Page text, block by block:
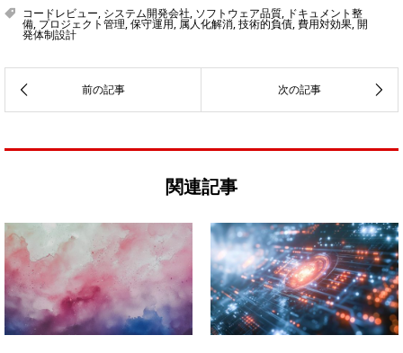
コードレビュー, システム開発会社, ソフトウェア品質, ドキュメント整
備, プロジェクト管理,保守運用,属人化解消,技術的負債,費用対効果,開
発体制設計
関連記事